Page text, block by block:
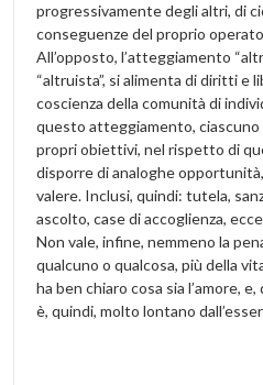
progressivamente degli altri, di
conseguenze del proprio
All’opposto, l’atteggiamento
“altruista”, si alimenta di diritti e
coscienza della comunità di
questo atteggiamento, ciascuno
propri obiettivi, nel rispetto di
disporre di analoghe
valere. Inclusi, quindi: tutela,
ascolto, case di accoglienza,
Non vale, infine, nemmeno la
qualcuno o qualcosa, più della
ha ben chiaro cosa sia l’amore,
è, quindi, molto lontano